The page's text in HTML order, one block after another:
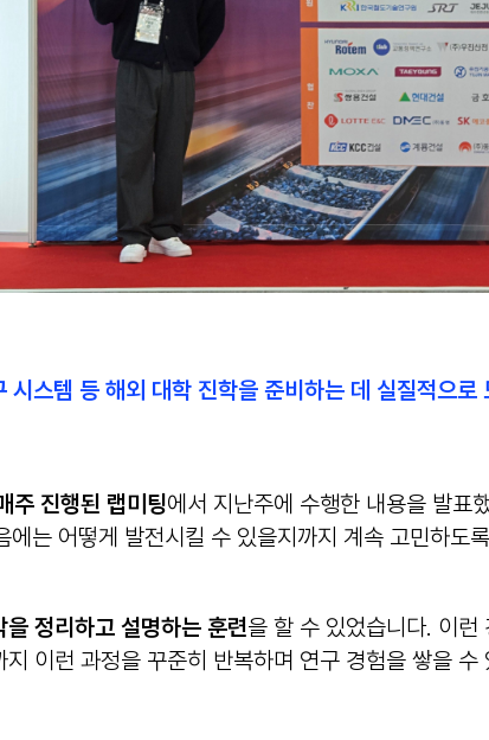
스템 등 해외 대학 진학을 준비하는 데 실질적으로
주 진행된 랩미팅에서 지난주에 수행한 내용을 발표
는 어떻게 발전시킬 수 있을지까지 계속 고민하도
정리하고 설명하는 훈련을 할 수 있었습니다. 이런
이런 과정을 꾸준히 반복하며 연구 경험을 쌓을 수